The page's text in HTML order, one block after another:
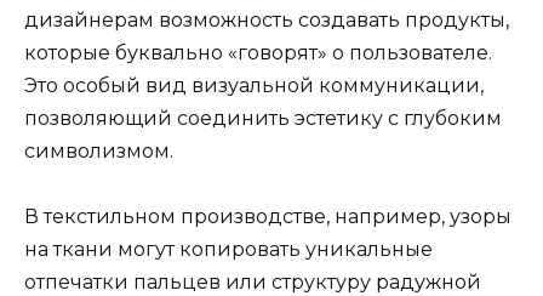
дизайнерам возможность создавать продукты,
которые буквально «говорят» о пользователе.
Это особый вид визуальной коммуникации,
позволяющий соединить эстетику с глубоким
символизмом.
В текстильном производстве, например, узоры
на ткани могут копировать уникальные
отпечатки пальцев или структуру радужной